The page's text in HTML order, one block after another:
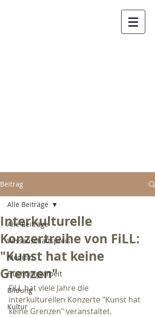
Beitrag
Alle Beiträge
Wissenschaftspreis
Medizin
Flüchtlingsarbeit
Bildung
Kultur
Alle Beiträge
Interkulturelle
Konzertreihe von FiLL:
"Kunst hat keine
Grenzen"
FiLL hat viele Jahre die
interkulturellen Konzerte "Kunst hat
keine Grenzen" veranstaltet.